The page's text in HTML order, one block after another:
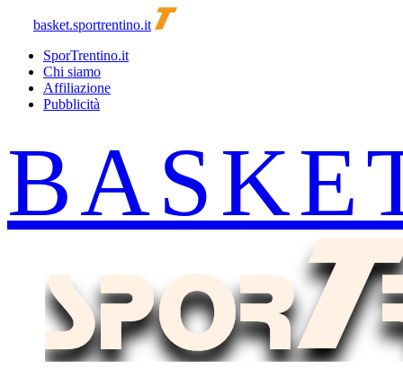
basket.sportrentino.it
SporTrentino.it
Chi siamo
Affiliazione
Pubblicità